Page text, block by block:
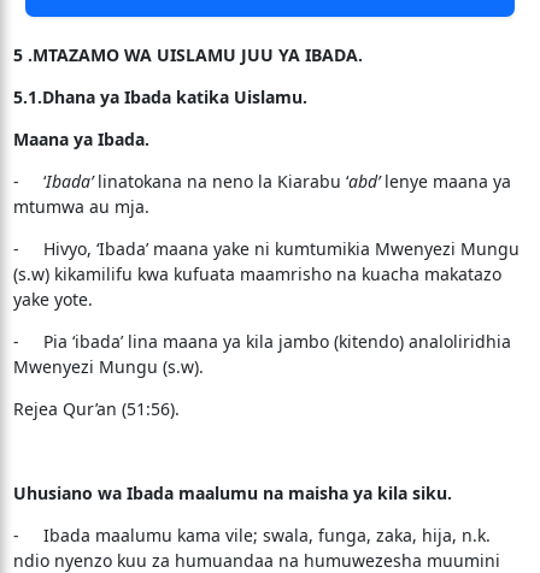
5 .MTAZAMO WA UISLAMU JUU YA IBADA.
5.1.Dhana ya Ibada katika Uislamu.
Maana ya Ibada.
- ‘Ibada’linatokana na neno la Kiarabu ‘abd’lenye maana ya
mtumwa au mja.
- Hivyo, ‘Ibada’ maana yake ni kumtumikia Mwenyezi Mungu
(s.w) kikamilifu kwa kufuata maamrisho na kuacha makatazo
yake yote.
- Pia ‘ibada’ lina maana ya kila jambo (kitendo) analoliridhia
Mwenyezi Mungu (s.w).
Rejea Qur’an (51:56).
Uhusiano wa Ibada maalumu na maisha ya kila siku.
- Ibada maalumu kama vile; swala, funga, zaka, hija, n.k.
ndio nyenzo kuu za humuandaa na humuwezesha muumini